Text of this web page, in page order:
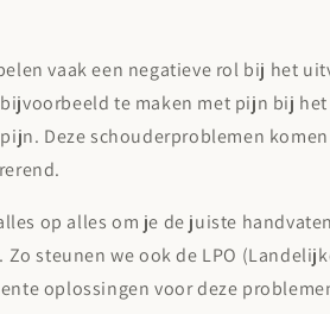
vaak een negatieve rol bij het
te maken met pijn bij het
Deze schouderproblemen
op alles om je de juiste
Zo steunen we ook de LPO
oplossingen voor deze